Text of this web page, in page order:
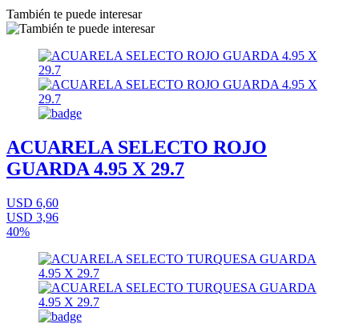
También te puede interesar
ACUARELA SELECTO ROJO
GUARDA 4.95 X 29.7
USD 6,60
USD 3,96
40%